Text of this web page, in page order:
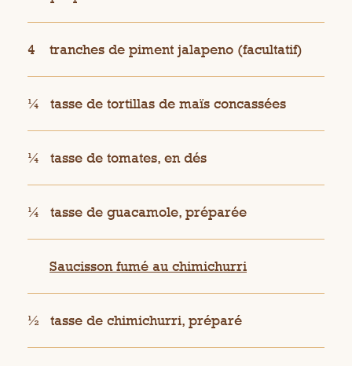
4 tranches de piment jalapeno (facultatif)
¼ tasse de tortillas de maïs concassées
¼ tasse de tomates, en dés
¼ tasse de guacamole, préparée
Saucisson fumé au chimichurri
½ tasse de chimichurri, préparé